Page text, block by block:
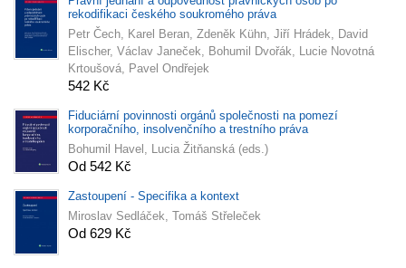
rekodifikaci českého soukromého práva
Petr Čech, Karel Beran, Zdeněk Kühn, Jiří Hrádek, David
Elischer, Václav Janeček, Bohumil Dvořák, Lucie Novotná
Krtoušová, Pavel Ondřejek
542 Kč
Fiduciární povinnosti orgánů společnosti na pomezí
korporačního, insolvenčního a trestního práva
Bohumil Havel, Lucia Žitňanská (eds.)
Od 542 Kč
Zastoupení - Specifika a kontext
Miroslav Sedláček, Tomáš Střeleček
Od 629 Kč